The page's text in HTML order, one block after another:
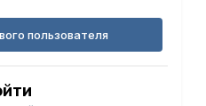
пользователя